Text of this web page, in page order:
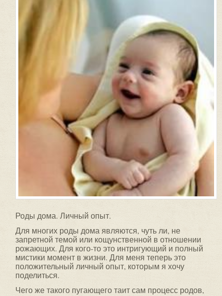
Роды дома. Личный опыт.
Для многих роды дома являются, чуть ли, не
запретной темой или кощунственной в отношении
рожающих. Для кого-то это интригующий и полный
мистики момент в жизни. Для меня теперь это
положительный личный опыт, которым я хочу
поделиться.
Чего же такого пугающего таит сам процесс родов,